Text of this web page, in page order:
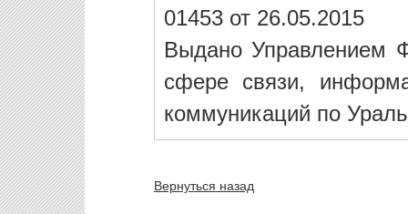
01453 от 26.05.2015
Выдано Управлением
сфере связи,
коммуникаций по
Вернуться назад